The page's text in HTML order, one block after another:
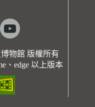
youtube
物館 版權所有
、edge 以上版本